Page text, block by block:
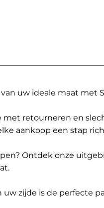
uw ideale maat met
met retourneren en
aankoop een stap
Ontdek onze
zijde is de perfecte